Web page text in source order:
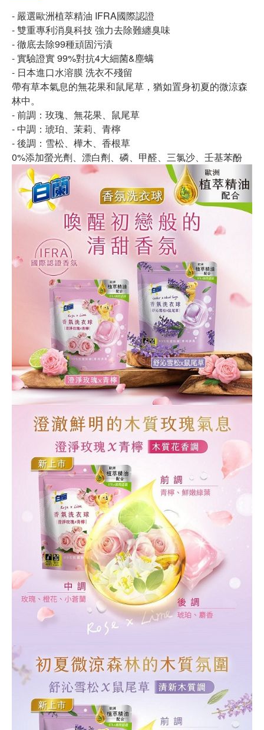
- 嚴選歐洲植萃精油 IFRA國際認證
- 雙重專利消臭科技 強力去除難纏臭味
- 徹底去除99種頑固污漬
- 實驗證實 99%對抗4大細菌&塵螨
- 日本進口水溶膜 洗衣不殘留
帶有草本氣息的無花果和鼠尾草，猶如置身初夏的微涼森
林中。
- 前調：玫瑰、無花果、鼠尾草
- 中調：琥珀、茉莉、青檸
- 後調：雪松、樺木、香根草
0%添加螢光劑、漂白劑、磷、甲醛、三氯沙、壬基苯酚